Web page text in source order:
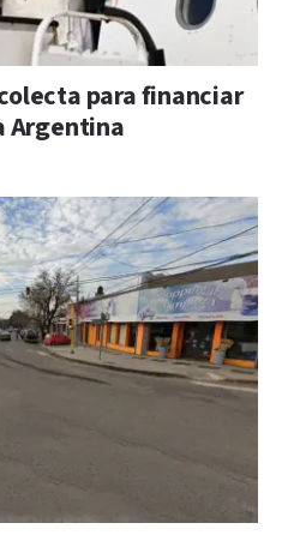
para financiar
Argentina